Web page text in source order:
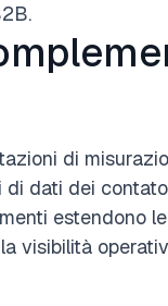
di
dati dei
estendono
visibilità